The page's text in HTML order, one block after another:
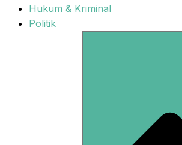
Hukum & Kriminal
Politik